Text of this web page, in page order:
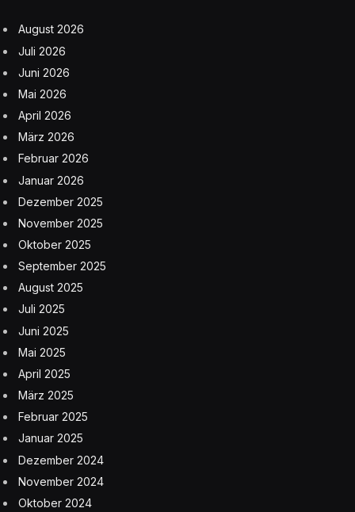
August 2026
Juli 2026
Juni 2026
Mai 2026
April 2026
März 2026
Februar 2026
Januar 2026
Dezember 2025
November 2025
Oktober 2025
September 2025
August 2025
Juli 2025
Juni 2025
Mai 2025
April 2025
März 2025
Februar 2025
Januar 2025
Dezember 2024
November 2024
Oktober 2024